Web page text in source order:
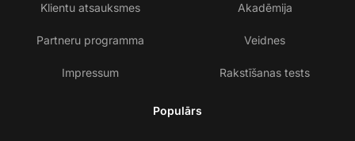
Klientu atsauksmes
Partneru programma
Impressum
Akadēmija
Veidnes
Rakstīšanas tests
Populārs